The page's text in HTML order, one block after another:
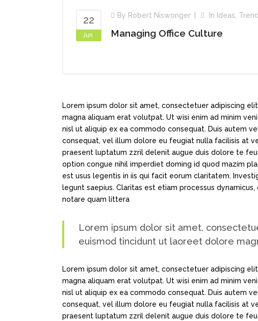
22
Jun
By Robert Niswonger In Ideas
Managing Office Culture
Lorem ipsum dolor sit amet, consectetuer adipiscing
magna aliquam erat volutpat. Ut wisi enim ad minim
nisl ut aliquip ex ea commodo consequat. Duis autem
consequat, vel illum dolore eu feugiat nulla facilisis at
praesent luptatum zzril delenit augue duis dolore te
option congue nihil imperdiet doming id quod mazim
est usus legentis in iis qui facit eorum claritatem.
legunt saepius. Claritas est etiam processus
notare quam littera
Lorem ipsum dolor sit amet,
euismod tincidunt ut laoreet dolore
Lorem ipsum dolor sit amet, consectetuer adipiscing
magna aliquam erat volutpat. Ut wisi enim ad minim
nisl ut aliquip ex ea commodo consequat. Duis autem
consequat, vel illum dolore eu feugiat nulla facilisis at
praesent luptatum zzril delenit augue duis dolore te